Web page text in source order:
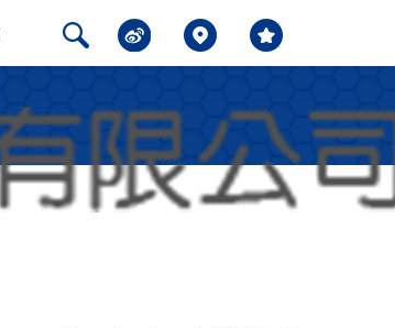
問題解答